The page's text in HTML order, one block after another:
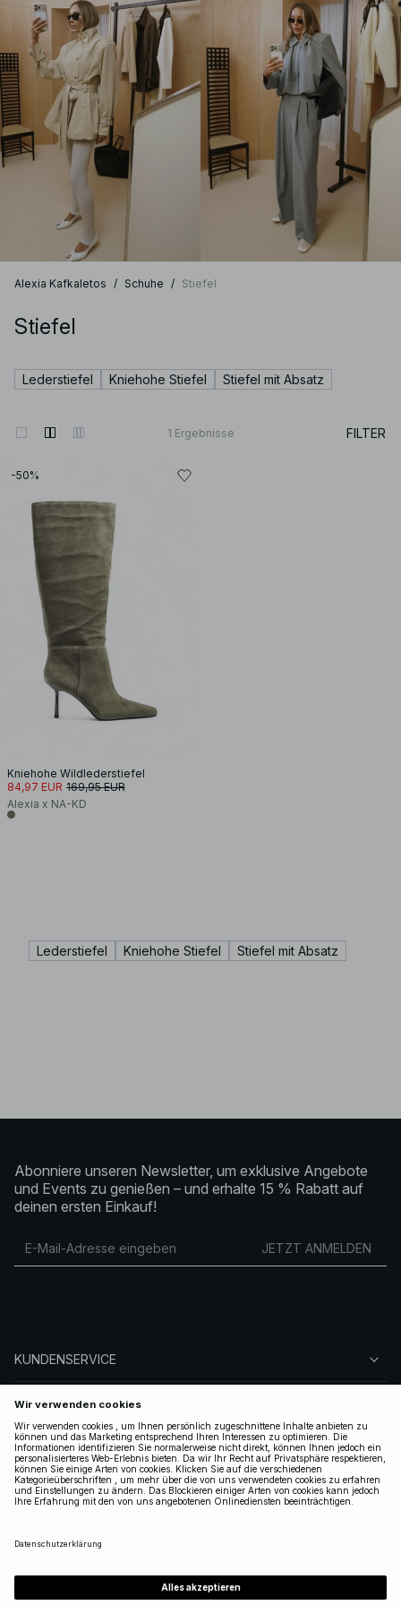
Alexia Kafkaletos / Schuhe / Stiefel
Stiefel
Lederstiefel Kniehohe Stiefel Stiefel mit Absatz
1 Ergebnisse FILTER
-50%
Kniehohe Wildlederstiefel
84,97 EUR 169,95 EUR
Alexia x NA-KD
Lederstiefel Kniehohe Stiefel Stiefel mit Absatz
Abonniere unseren Newsletter, um exklusive Angebote
und Events zu genießen – und erhalte 15 % Rabatt auf
deinen ersten Einkauf!
JETZT ANMELDEN
KUNDENSERVICE
ÜBER NA-KD
FOLGEN SIE UNS
LEGAL